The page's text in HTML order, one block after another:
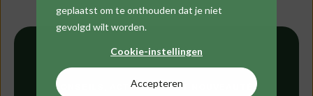
geplaatst om te onthouden dat je niet
gevolgd wilt worden.
Cookie-instellingen
Accepteren
CONSEILS, ACTUALITÉS ET NOUVEAUTÉS